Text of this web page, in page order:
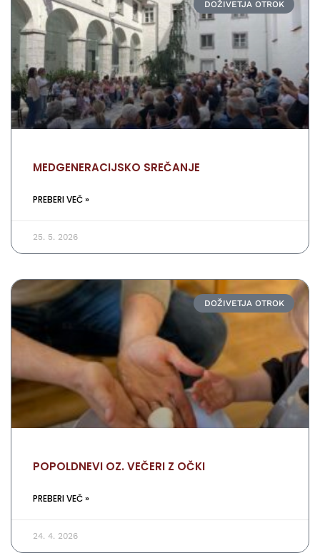
DOŽIVETJA OTROK
MEDGENERACIJSKO SREČANJE
PREBERI VEČ »
25. 5. 2026
DOŽIVETJA OTROK
POPOLDNEVI OZ. VEČERI Z OČKI
PREBERI VEČ »
24. 4. 2026